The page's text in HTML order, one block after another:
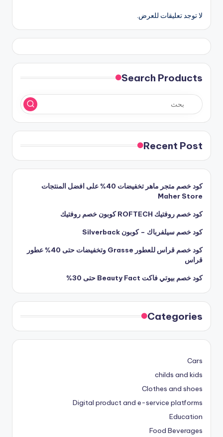
لا توجد تعليقات للعرض.
Search Products
Recent Post
كود خصم متجر ماهر تخفيضات 40% على افضل المنتجات
Maher Store
كود خصم روفتيك ROFTECH كوبون خصم روفتيك
كود خصم سيلفرباك – كوبون Silverback
كود خصم قراس للعطور Grasse وتخفيضات حتى 40% عطور
قراس
كود خصم بيوتي فاكت Beauty Fact حتى 30%
Categories
Cars
childs and kids
Clothes and shoes
Digital product and e-service platforms
Education
Food Beverages